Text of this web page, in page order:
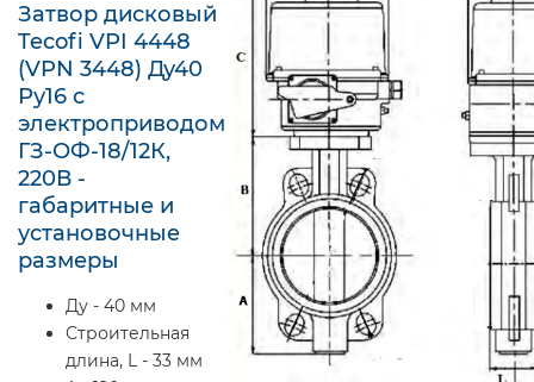
Затвор дисковый
Tecofi VPI 4448
(VPN 3448) Ду40
Ру16 с
электроприводом
ГЗ-ОФ-18/12К,
220В -
габаритные и
установочные
размеры
Ду - 40 мм
Строительная
длина, L - 33 мм